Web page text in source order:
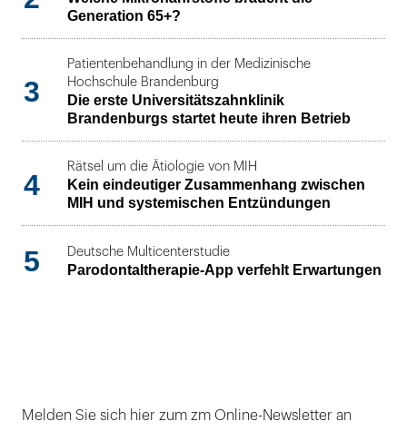
Generation 65+?
3
Patientenbehandlung in der Medizinische
Hochschule Brandenburg
Die erste Universitätszahnklinik
Brandenburgs startet heute ihren Betrieb
4
Rätsel um die Ätiologie von MIH
Kein eindeutiger Zusammenhang zwischen
MIH und systemischen Entzündungen
5 Deutsche Multicenterstudie
Parodontaltherapie-App verfehlt Erwartungen
Melden Sie sich hier zum zm Online-Newsletter an